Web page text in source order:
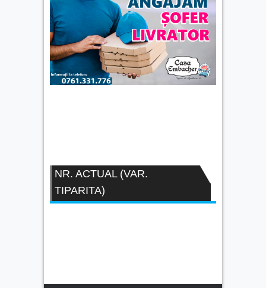
NR. ACTUAL (VAR.
TIPARITA)